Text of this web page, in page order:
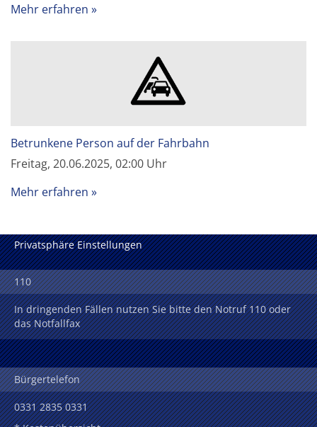
Mehr erfahren
Betrunkene Person auf der Fahrbahn
Freitag, 20.06.2025, 02:00 Uhr
Mehr erfahren
Privatsphäre Einstellungen
110
In dringenden Fällen nutzen Sie bitte den Notruf 110 oder
das Notfallfax
Bürgertelefon
0331 2835 0331